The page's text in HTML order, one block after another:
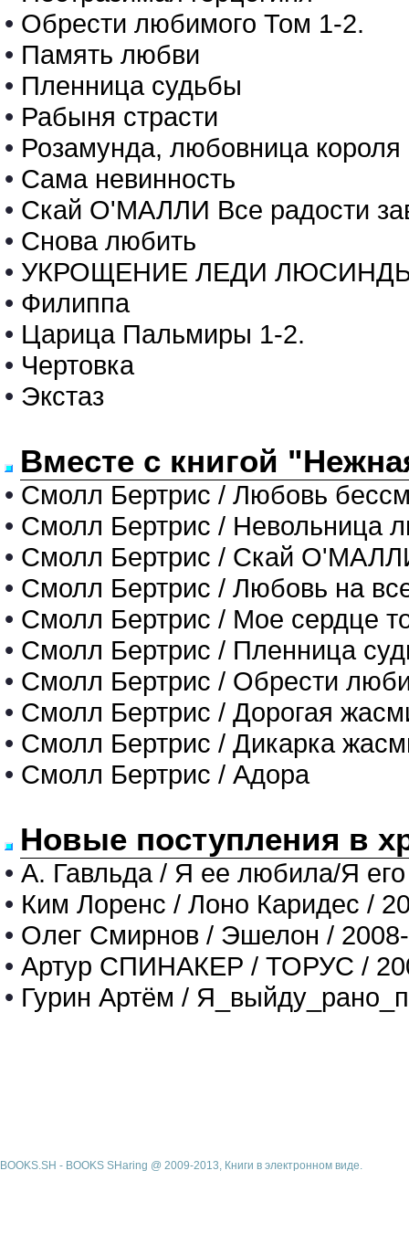
• Обрести любимого Том 1-2.
• Память любви
• Пленница судьбы
• Рабыня страсти
• Розамунда, любовница короля
• Сама невинность
• Скай О'МАЛЛИ Все радости
• Снова любить
• УКРОЩЕНИЕ ЛЕДИ
• Филиппа
• Царица Пальмиры 1-2.
• Чертовка
• Экстаз
Вместе с книгой
• Смолл Бертрис / Любовь
• Смолл Бертрис / Невольница
• Смолл Бертрис / Скай
• Смолл Бертрис / Любовь на
• Смолл Бертрис / Мое сердце
• Смолл Бертрис / Пленница
• Смолл Бертрис / Обрести
• Смолл Бертрис / Дорогая
• Смолл Бертрис / Дикарка
• Смолл Бертрис / Адора
Новые поступления в
• А. Гавльда / Я ее любила/Я
• Ким Лоренс / Лоно Каридес /
• Олег Смирнов / Эшелон /
• Артур СПИНАКЕР / ТОРУС /
• Гурин Артём /
BOOKS.SH - BOOKS SHaring @ 2009-2013, Книги в электронном виде.